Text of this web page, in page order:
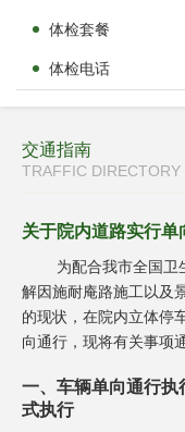
体检套餐
体检电话
交通指南
TRAFFIC DIRECTORY
关于院内道路实行单
为配合我市全国卫
解因施耐庵路施工以及
的现状，在院内立体停
向通行，现将有关事项
一、车辆单向通行执
式执行